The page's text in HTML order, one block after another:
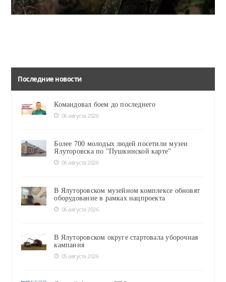
Последние новости
Командовал боем до последнего
06 августа 2026
Более 700 молодых людей посетили музеи
Ялуторовска по "Пушкинской карте"
06 августа 2026
В Ялуторовском музейном комплексе обновят
оборудование в рамках нацпроекта
06 августа 2026
В Ялуторовском округе стартовала уборочная
кампания
05 августа 2026